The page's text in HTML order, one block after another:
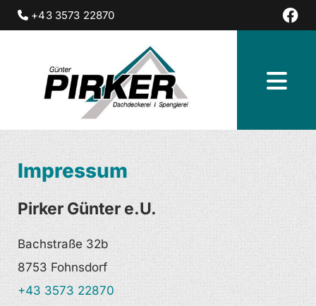
 +43 3573 22870
Impressum
Pirker Günter e.U.
Bachstraße 32b
8753 Fohnsdorf
+43 3573 22870